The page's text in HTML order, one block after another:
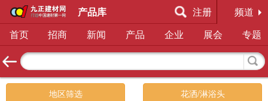
产品库 注册
频道
首页
招商 新闻 产品 企业 展会 专题
地区筛选 花洒/淋浴头